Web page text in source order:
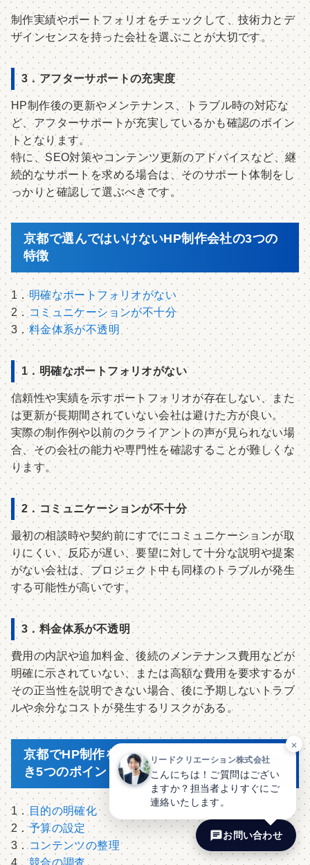
制作実績やポートフォリオをチェックして、技術力とデ
ザインセンスを持った会社を選ぶことが大切です。
3．アフターサポートの充実度
HP制作後の更新やメンテナンス、トラブル時の対応な
ど、アフターサポートが充実しているかも確認のポイン
トとなります。
特に、SEO対策やコンテンツ更新のアドバイスなど、継
続的なサポートを求める場合は、そのサポート体制をし
っかりと確認して選ぶべきです。
京都で選んではいけないHP制作会社の3つの
特徴
1．明確なポートフォリオがない
2． コミュニケーションが不十分
3．料金体系が不透明
1．明確なポートフォリオがない
信頼性や実績を示すポートフォリオが存在しない、また
は更新が長期間されていない会社は避けた方が良い。
実際の制作例や以前のクライアントの声が見られない場
合、その会社の能力や専門性を確認することが難しくな
ります。
2．コミュニケーションが不十分
最初の相談時や契約前にすでにコミュニケーションが取
りにくい、反応が遅い、要望に対して十分な説明や提案
がない会社は、プロジェクト中も同様のトラブルが発生
する可能性が高いです。
3．料金体系が不透明
費用の内訳や追加料金、後続のメンテナンス費用などが
明確に示されていない、または高額な費用を要求するが
その正当性を説明できない場合、後に予期しないトラブ
ルや余分なコストが発生するリスクがある。
京都でHP制作を依頼する前に準備しておくべ
き5つのポイント
1． 目的の明確化
2．予算の設定
3．コンテンツの整理
4．競合の調査
×
リードクリエーション株式会社
こんにちは！ご質問はござい
ますか？担当者よりすぐにご
連絡いたします。
お問い合わせ